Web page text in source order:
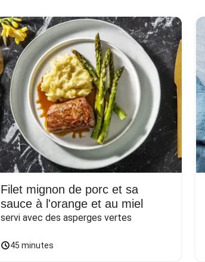
Filet mignon de porc et sa
sauce à l'orange et au miel
servi avec des asperges vertes
45 minutes